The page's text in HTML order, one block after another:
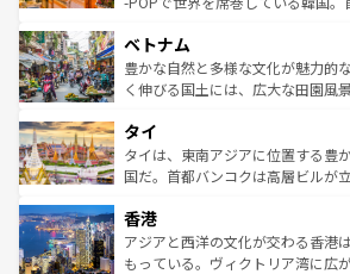
参照してほしい。
容にもいいと評判のスイーツなど
が味わえる。 なお、新着の台湾
照してほしい。
き、地方に足を延ばせば四季折々
できる。そして、キムチや焼肉、
まで、さまざまな韓国料理が待っ
リティに包まれながら、韓国の多
わってみてほしい。 なお
覧を参照してほしい。
ベトナム
豊かな自然と多様な文化が魅力的
く伸びる国土には、広大な田園風
急速な発展と共に伝統が息づく。
ーチミン市のフランス統治時代の
醸し出している。また、バラエテ
とつ。フォーやバインミー、ベト
ひ現地で味わいたい。どの地域を
が旅行者を迎えてくれるので、き
タイ
タイは、東南アジアに位置する豊
国だ。首都バンコクは高層ビルが
の活気が交差している。北部では
帯で自然と触れ合い、南部ではプ
いビーチでリゾート気分を楽しむ
香港
アジアと西洋の文化が交わる香港
もっている。ヴィクトリア湾に広